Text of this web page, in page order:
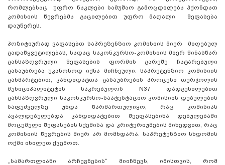
რომლებსაც უფრო ნაკლები სამუშაო გამოცდილება ჰქონდათ
კომისიის წევრებმა გაცილებით უფრო მაღალი შეფასება
დაუწერეს.
პოზიტიურად ვაფასებთ საპრეზენზიო კომისიის მიერ მიღებულ
გადაწყვეტილებას, სადაც საკონკურსო-კომისიის მიერ წინასწარ
განსაზღვრული შეფასების ფორმის გარეშე ჩატარებული
გასაუბრება უკანონოდ იქნა მიჩნეული. საპრეტენზიო კომისიის
განმარტებით, კანდიდატთა გასაუბრების პროცესი თერჯოლის
მუნიციპალიტეტის საკრებულოს N37 დადგენილებით
განსაზღვრული საკონკურსო-საატესტაციო კომისიის დებულების
საფუძველზე უნდა წარმართულიყო, რაც კომისიას
ავალდებულებდა კანდიდატებით შეეფასებინა დებულებაში
მოცემული შეფასების სქემისა და კრიტერიუმების მიხედვით, რაც
კომისიის წევრების მიერ არ მომხდარა. საპრეტენზიო სხდომის
ოქმი იხილეთ ქვემოთ.
,,სამართლიანი არჩევნების“ მიიჩნევს, იმისთვის, რომ